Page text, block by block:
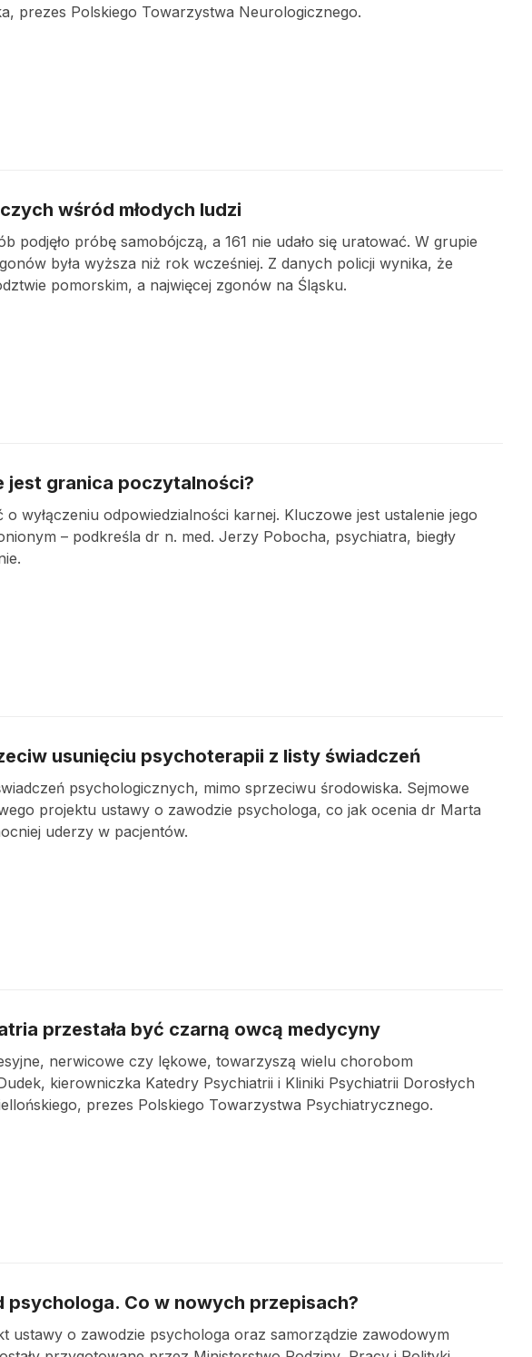
prezes Polskiego Towarzystwa Neurologicznego.
wśród młodych ludzi
podjęło próbę samobójczą, a 161 nie udało się uratować. W grupie
była wyższa niż rok wcześniej. Z danych policji wynika, że
pomorskim, a najwięcej zgonów na Śląsku.
jest granica poczytalności?
wyłączeniu odpowiedzialności karnej. Kluczowe jest ustalenie jego
– podkreśla dr n. med. Jerzy Pobocha, psychiatra, biegły
usunięciu psychoterapii z listy świadczeń
psychologicznych, mimo sprzeciwu środowiska. Sejmowe
projektu ustawy o zawodzie psychologa, co jak ocenia dr Marta
uderzy w pacjentów.
przestała być czarną owcą medycyny
nerwicowe czy lękowe, towarzyszą wielu chorobom
kierowniczka Katedry Psychiatrii i Kliniki Psychiatrii Dorosłych
prezes Polskiego Towarzystwa Psychiatrycznego.
psychologa. Co w nowych przepisach?
ustawy o zawodzie psychologa oraz samorządzie zawodowym